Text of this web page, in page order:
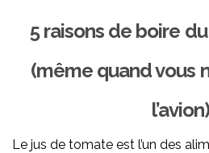
5 raisons de boire
(même quand vous
Le jus de tomate est l’un des